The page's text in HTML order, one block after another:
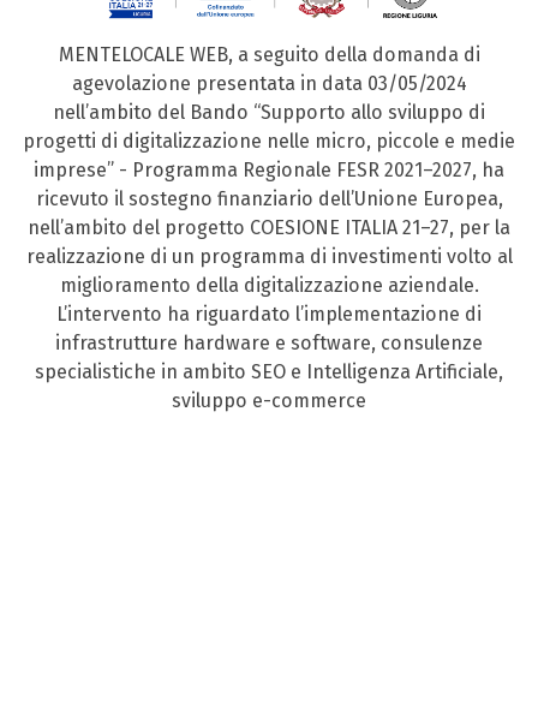
MENTELOCALE WEB, a seguito della domanda di
agevolazione presentata in data 03/05/2024
nell’ambito del Bando “Supporto allo sviluppo di
progetti di digitalizzazione nelle micro, piccole e medie
imprese” - Programma Regionale FESR 2021–2027, ha
ricevuto il sostegno finanziario dell’Unione Europea,
nell’ambito del progetto COESIONE ITALIA 21–27, per la
realizzazione di un programma di investimenti volto al
miglioramento della digitalizzazione aziendale.
L’intervento ha riguardato l’implementazione di
infrastrutture hardware e software, consulenze
specialistiche in ambito SEO e Intelligenza Artificiale,
sviluppo e-commerce